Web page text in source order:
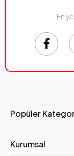
En
Popüler
Kurumsal